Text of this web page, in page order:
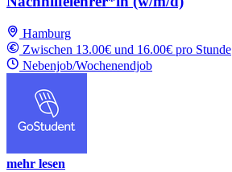
Hamburg
Zwischen 13.00€ und 16.00€ pro Stunde
Nebenjob/Wochenendjob
mehr lesen